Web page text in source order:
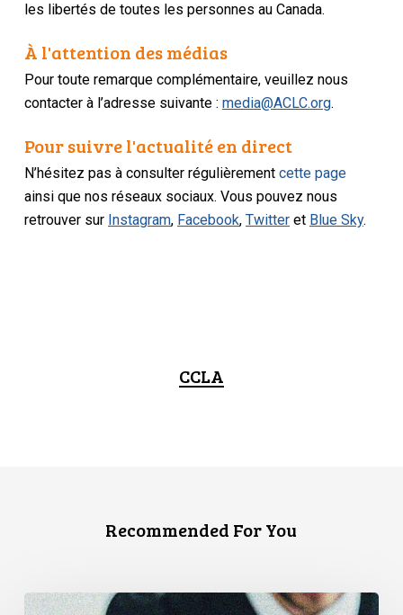
les libertés de toutes les personnes au Canada.
À l'attention des médias
Pour toute remarque complémentaire, veuillez nous
contacter à l’adresse suivante :media@ACLC.org.
Pour suivre l'actualité en direct
N’hésitez pas à consulter régulièrementcette page
ainsi que nos réseaux sociaux. Vous pouvez nous
retrouver sur Instagram, Facebook,Twitter et Blue Sky.
CCLA
Recommended For You
L’Association